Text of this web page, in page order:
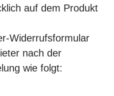
auf dem Produkt
Widerrufsformular
nach der
wie folgt: